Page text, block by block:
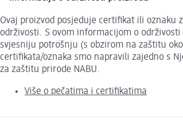
Ovaj proizvod posjeduje certifikat ili oznaku
održivosti. S ovom informacijom o održivosti
svjesniju potrošnju (s obzirom na zaštitu
certifikata/oznaka smo napravili zajedno s
za zaštitu prirode NABU.
Više o pečatima i certifikatima